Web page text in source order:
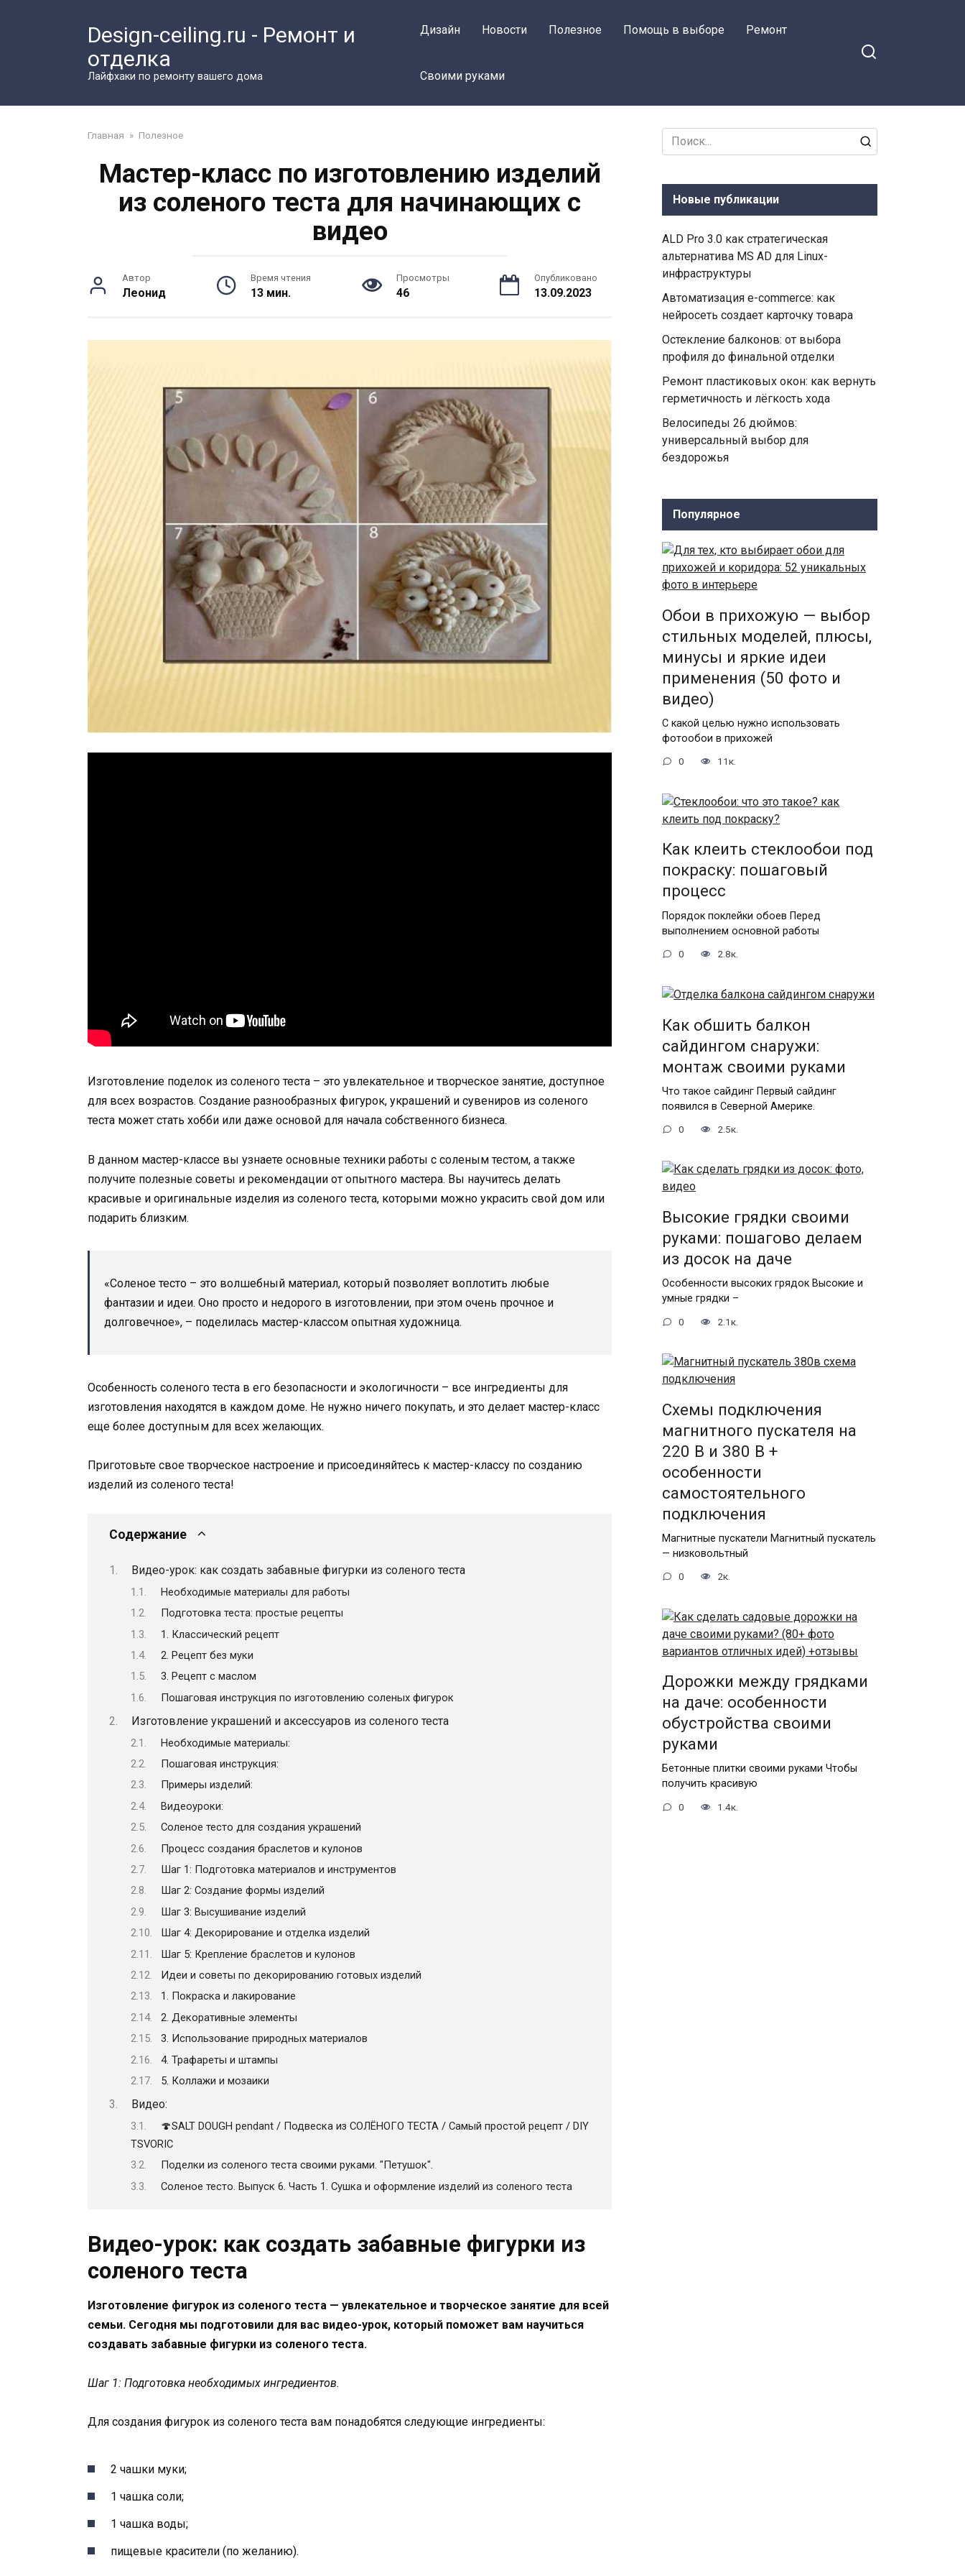
Design-ceiling.ru - Ремонт и
отделка
Лайфхаки по ремонту вашего дома
Дизайн Новости Полезное Помощь в выборе Ремонт
Своими руками
Главная » Полезное
Мастер-класс по изготовлению изделий
из соленого теста для начинающих с
видео
Автор
Леонид
Время чтения
13 мин.
Просмотры
46
Опубликовано
13.09.2023
Изготовление поделок из соленого теста – это увлекательное и творческое занятие, доступное
для всех возрастов. Создание разнообразных фигурок, украшений и сувениров из соленого
теста может стать хобби или даже основой для начала собственного бизнеса.
В данном мастер-классе вы узнаете основные техники работы с соленым тестом, а также
получите полезные советы и рекомендации от опытного мастера. Вы научитесь делать
красивые и оригинальные изделия из соленого теста, которыми можно украсить свой дом или
подарить близким.
«Соленое тесто – это волшебный материал, который позволяет воплотить любые
фантазии и идеи. Оно просто и недорого в изготовлении, при этом очень прочное и
долговечное», – поделилась мастер-классом опытная художница.
Особенность соленого теста в его безопасности и экологичности – все ингредиенты для
изготовления находятся в каждом доме. Не нужно ничего покупать, и это делает мастер-класс
еще более доступным для всех желающих.
Приготовьте свое творческое настроение и присоединяйтесь к мастер-классу по созданию
изделий из соленого теста!
Содержание
Видео-урок: как создать забавные фигурки из соленого теста
Необходимые материалы для работы
Подготовка теста: простые рецепты
1. Классический рецепт
2. Рецепт без муки
3. Рецепт с маслом
Пошаговая инструкция по изготовлению соленых фигурок
Изготовление украшений и аксессуаров из соленого теста
Необходимые материалы:
Пошаговая инструкция:
Примеры изделий:
Видеоуроки:
Соленое тесто для создания украшений
Процесс создания браслетов и кулонов
Шаг 1: Подготовка материалов и инструментов
Шаг 2: Создание формы изделий
Шаг 3: Высушивание изделий
Шаг 4: Декорирование и отделка изделий
Шаг 5: Крепление браслетов и кулонов
Идеи и советы по декорированию готовых изделий
1. Покраска и лакирование
2. Декоративные элементы
3. Использование природных материалов
4. Трафареты и штампы
5. Коллажи и мозаики
Видео:
🍄SALT DOUGH pendant / Подвеска из СОЛЁНОГО ТЕСТА / Самый простой рецепт / DIY
TSVORIC
Поделки из соленого теста своими руками. "Петушок".
Соленое тесто. Выпуск 6. Часть 1. Сушка и оформление изделий из соленого теста
Видео-урок: как создать забавные фигурки из
соленого теста
Изготовление фигурок из соленого теста — увлекательное и творческое занятие для всей
семьи. Сегодня мы подготовили для вас видео-урок, который поможет вам научиться
создавать забавные фигурки из соленого теста.
Шаг 1: Подготовка необходимых ингредиентов.
Для создания фигурок из соленого теста вам понадобятся следующие ингредиенты:
2 чашки муки;
1 чашка соли;
1 чашка воды;
пищевые красители (по желанию).
Search
for:
Новые публикации
ALD Pro 3.0 как стратегическая
альтернатива MS AD для Linux-
инфраструктуры
Автоматизация e-commerce: как
нейросеть создает карточку товара
Остекление балконов: от выбора
профиля до финальной отделки
Ремонт пластиковых окон: как вернуть
герметичность и лёгкость хода
Велосипеды 26 дюймов:
универсальный выбор для
бездорожья
Популярное
Обои в прихожую — выбор
стильных моделей, плюсы,
минусы и яркие идеи
применения (50 фото и
видео)
С какой целью нужно использовать
фотообои в прихожей
0 11к.
Как клеить стеклообои под
покраску: пошаговый
процесс
Порядок поклейки обоев Перед
выполнением основной работы
0 2.8к.
Как обшить балкон
сайдингом снаружи:
монтаж своими руками
Что такое сайдинг Первый сайдинг
появился в Северной Америке.
0 2.5к.
Высокие грядки своими
руками: пошагово делаем
из досок на даче
Особенности высоких грядок Высокие и
умные грядки –
0 2.1к.
Схемы подключения
магнитного пускателя на
220 В и 380 В +
особенности
самостоятельного
подключения
Магнитные пускатели Магнитный пускатель
— низковольтный
0 2к.
Дорожки между грядками
на даче: особенности
обустройства своими
руками
Бетонные плитки своими руками Чтобы
получить красивую
0 1.4к.